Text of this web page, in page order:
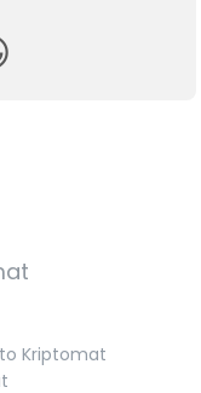
Kriptomat